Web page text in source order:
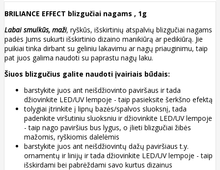
BRILIANCE EFFECT blizgučiai nagams , 1g
Labai smulkūs, maži, ryškūs, išskirtinių atspalvių blizgučiai nagams
padės Jums sukurti išskirtinio dizaino manikiūrą ar pedikiūrą. Jie
puikiai tinka dirbant su geliniu lakavimu ar nagų priauginimu, taip
pat juos galima naudoti su paprastu nagų laku.
Šiuos blizgučius galite naudoti įvairiais būdais:
barstykite juos ant neišdžiovinto paviršaus ir tada
džiovinkite LED/UV lempoje - taip pasieksite šerkšno efektą
tolygiai įtrinkite į lipnų bazės/spalvos sluoksnį, tada
padenkite viršutiniu sluoksniu ir džiovinkite LED/UV lempoje
- taip nago paviršius bus lygus, o įlieti blizgučiai žibės
mažomis, ryškiomis dalelėmis
barstykite juos ant neišdžiovintų dažų paviršiaus t.y.
ornamentų ir linijų ir tada džiovinkite LED/UV lempoje - taip
išskirdami bei pabrėždami savo kurtus dizainus